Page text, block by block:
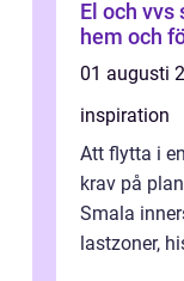
El och vvs
hem och
01 augusti
inspiration
Att flytta i
krav på
Smala
lastzoner,